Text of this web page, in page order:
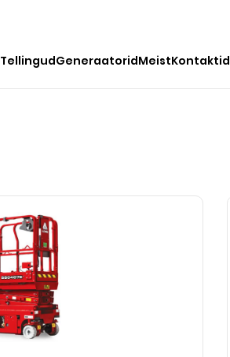
TellingudGeneraatoridMeistKontaktid